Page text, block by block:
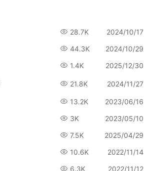
28.7K 2024/10/17
44.3K 2024/10/29
1.4K 2025/12/30
21.8K 2024/11/27
13.2K 2023/06/16
3K 2023/05/10
7.5K 2025/04/29
10.6K 2022/11/14
6.3K 2022/11/12